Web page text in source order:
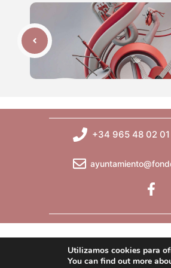
+34 965 48 02 01
Utilizamos cookies para
You can find out more